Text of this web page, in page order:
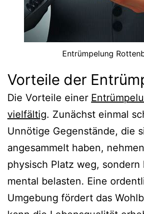
Entrümpelung
Vorteile der
Die Vorteile einer
vielfältig. Zunächst einmal
Unnötige Gegenstände, die
angesammelt haben,
physisch Platz weg, sondern
mental belasten. Eine
Umgebung fördert das